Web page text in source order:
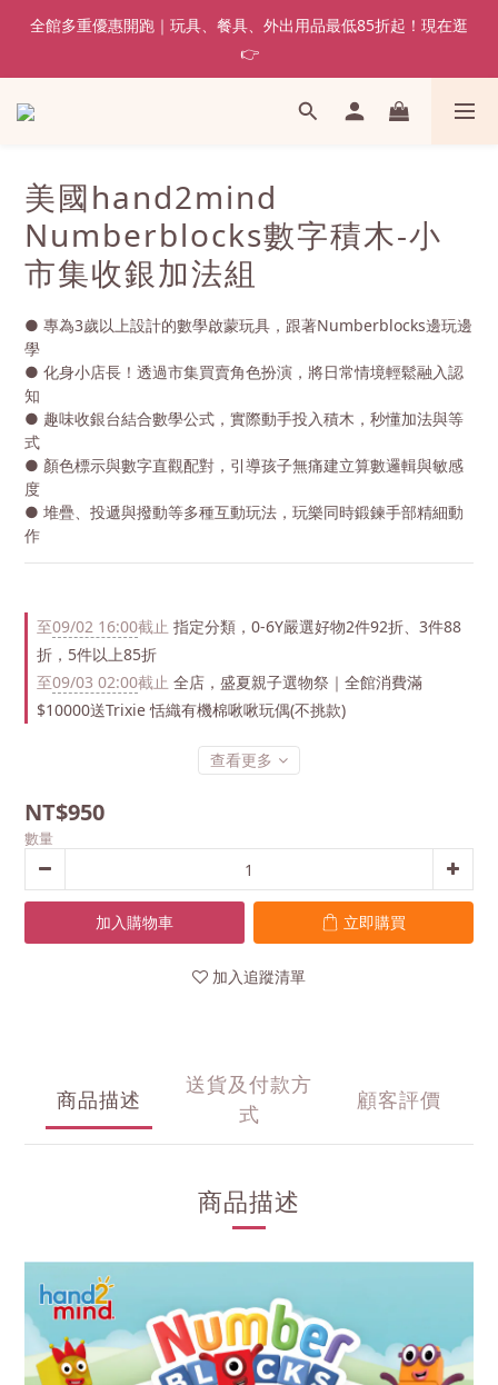
全館多重優惠開跑｜玩具、餐具、外出用品最低85折起！現在逛
👉
美國hand2mind
Numberblocks數字積木-小
市集收銀加法組
● 專為3歲以上設計的數學啟蒙玩具，跟著Numberblocks邊玩邊
學
● 化身小店長！透過市集買賣角色扮演，將日常情境輕鬆融入認
知
● 趣味收銀台結合數學公式，實際動手投入積木，秒懂加法與等
式
● 顏色標示與數字直觀配對，引導孩子無痛建立算數邏輯與敏感
度
● 堆疊、投遞與撥動等多種互動玩法，玩樂同時鍛鍊手部精細動
作
至09/02 16:00截止 指定分類，0-6Y嚴選好物2件92折、3件88
折，5件以上85折
至09/03 02:00截止 全店，盛夏親子選物祭｜全館消費滿
$10000送Trixie 恬織有機棉啾啾玩偶(不挑款)
查看更多
NT$950
數量
加入購物車 立即購買
加入追蹤清單
商品描述
送貨及付款方
式
顧客評價
商品描述